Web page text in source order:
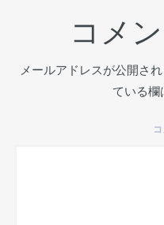
コメ
メールアドレスが公開さ
ている欄